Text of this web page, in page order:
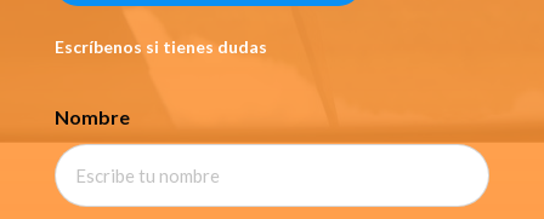
Escríbenos si tienes dudas
Nombre